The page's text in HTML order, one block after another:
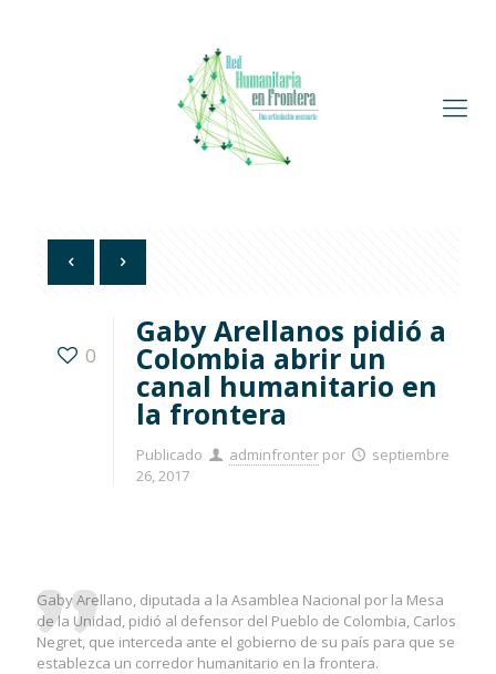
0
Gaby Arellanos pidió a
Colombia abrir un
canal humanitario en
la frontera
Publicado adminfronter por
septiembre
26, 2017
Gaby Arellano, diputada a la Asamblea Nacional por la Mesa
de la Unidad, pidió al defensor del Pueblo de Colombia, Carlos
Negret, que interceda ante el gobierno de su país para que se
establezca un corredor humanitario en la frontera.